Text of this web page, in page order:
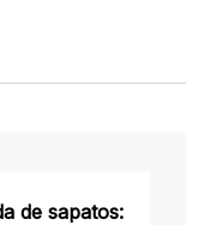
de sapatos: